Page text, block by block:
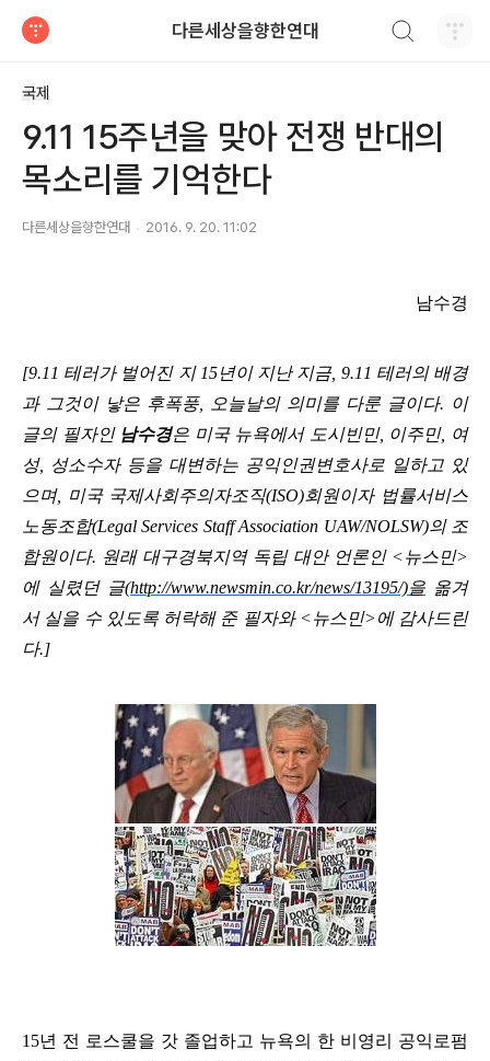
다른세상을향한연대
국제
9.11 15주년을 맞아 전쟁 반대의
목소리를 기억한다
다른세상을향한연대 2016. 9. 20. 11:02
남수경
[9.11 테러가 벌어진 지 15년이 지난 지금, 9.11 테러의 배경
과 그것이 낳은 후폭풍, 오늘날의 의미를 다룬 글이다. 이
글의 필자인 남수경은 미국 뉴욕에서 도시빈민, 이주민, 여
성,
성소수자 등을 대변하는 공익인권변호사로 일하고 있
으며, 미국 국제사회주의자조직(ISO)회원이자 법률서비스
노동조합(Legal Services Staff Association UAW/NOLSW)의 조
합원이다. 원래 대구경북지역 독립 대안 언론인 <뉴스민>
에 실렸던 글(http://www.newsmin.co.kr/news/13195/)을 옮겨
서 실을 수 있도록 허락해 준 필자와 <뉴스민>에 감사드린
다.]
15년 전 로스쿨을 갓 졸업하고 뉴욕의 한 비영리 공익로펌